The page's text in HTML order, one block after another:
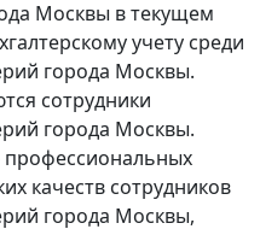
Москвы в текущем
учету среди
города Москвы.
сотрудники
города Москвы.
качеств сотрудников
города Москвы,